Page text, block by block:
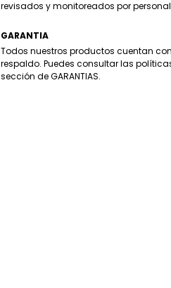
revisados y monitoreados por
GARANTIA
Todos nuestros productos cuentan
respaldo. Puedes consultar las
sección de GARANTIAS.